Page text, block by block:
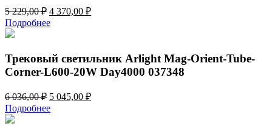
5 229,00₽ Первоначальная
цена
составляла
229,00 ₽.
4 370,00 ₽Текущая
Подробнее
Трековый светильник Arlight Mag-Orient-Tube-
Corner-L600-20W Day4000 037348
6 036,00₽ Первоначальная
цена
составляла
5 045,00 ₽Текущая
Подробнее